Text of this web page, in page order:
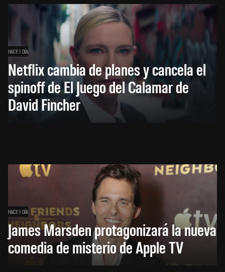
HACE 1 DÍA
Netflix cambia de planes y cancela el
spinoff de El Juego del Calamar de
David Fincher
HACE 1 DÍA
James Marsden protagonizará la nueva
comedia de misterio de Apple TV